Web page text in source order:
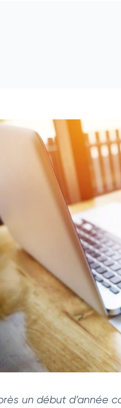
un début d’année